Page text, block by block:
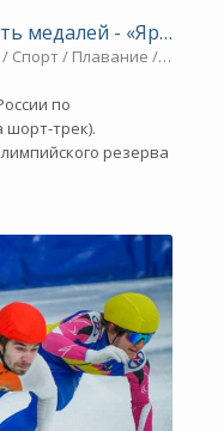
медалей -
Спорт / Плавание / Видео
по
шорт-трек).
резерва